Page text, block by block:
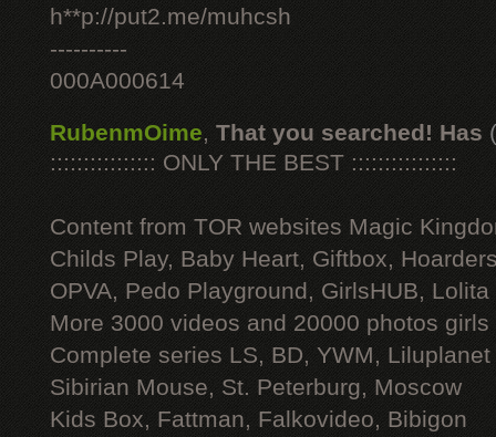
h**p://put2.me/muhcsh
----------
000A000614
RubenmOime, That you searched! Has
:::::::::::::::: ONLY THE BEST ::::::::::::::::
Content from TOR websites Magic
Childs Play, Baby Heart, Giftbox,
OPVA, Pedo Playground, GirlsHUB, Lolita
More 3000 videos and 20000 photos
Complete series LS, BD, YWM, Liluplanet
Sibirian Mouse, St. Peterburg, Moscow
Kids Box, Fattman, Falkovideo, Bibigon